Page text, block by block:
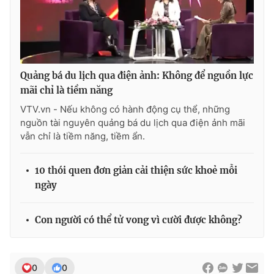
THỜI BÁO VTV
Theo dõi báo trên
Cơ quan báo chí:Thời báo VTV
Giấy phép hoạt động báo in và báo điện tử số 483/GP-BTTTT
Tổng Biên tập:Vũ Thanh Thủy
Tổng đài VTV:
024.38 355 931 - 024.38 355 932
Quảng bá du lịch qua điện ảnh: Không để nguồn lực
mãi chỉ là tiềm năng
VTV.vn - Nếu không có hành động cụ thể, những
nguồn tài nguyên quảng bá du lịch qua điện ảnh mãi
vẫn chỉ là tiềm năng, tiềm ẩn.
10 thói quen đơn giản cải thiện sức khoẻ mỗi
ngày
Con người có thể tử vong vì cười được không?
0 0